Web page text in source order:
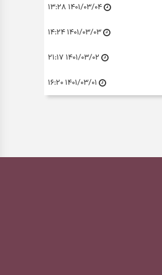
۱۴۰۱/۰۳/۰۴ ۱۳:۲۸
۱۴۰۱/۰۳/۰۳ ۱۴:۲۴
۱۴۰۱/۰۳/۰۲ ۲۱:۱۷
۱۴۰۱/۰۳/۰۱ ۱۶:۲۰